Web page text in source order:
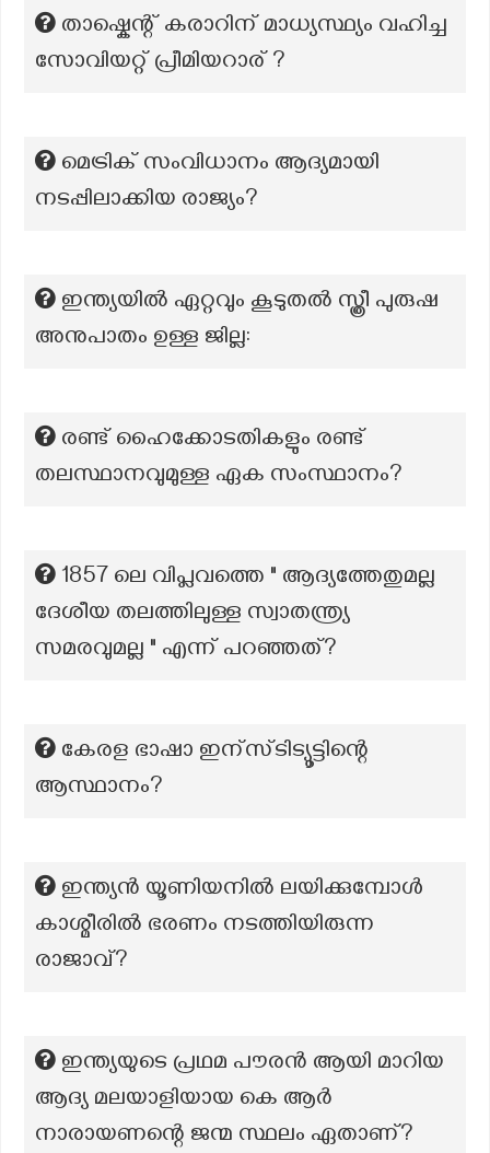
താഷ്കെന്റ് കരാറിന് മാധ്യസ്ഥ്യം വഹിച്ച
സോവിയറ്റ് പ്രീമിയറാര് ?
മെട്രിക് സംവിധാനം ആദ്യമായി
നടപ്പിലാക്കിയ രാജ്യം?
ഇന്ത്യയിൽ ഏറ്റവും കൂടുതൽ സ്ത്രീ പുരുഷ
അനുപാതം ഉള്ള ജില്ല:
രണ്ട് ഹൈക്കോടതികളും രണ്ട്
തലസ്ഥാനവുമുള്ള ഏക സംസ്ഥാനം?
1857 ലെ വിപ്ലവത്തെ " ആദ്യത്തേതുമല്ല
ദേശീയ തലത്തിലുള്ള സ്വാതന്ത്ര്യ
സമരവുമല്ല " എന്ന് പറഞ്ഞത്?
കേരള ഭാഷാ ഇന്സ്ടിട്യൂട്ടിന്റെ
ആസ്ഥാനം?
ഇന്ത്യൻ യൂണിയനിൽ ലയിക്കുമ്പോൾ
കാശ്മീരിൽ ഭരണം നടത്തിയിരുന്ന
രാജാവ്?
ഇന്ത്യയുടെ പ്രഥമ പൗരൻ ആയി മാറിയ
ആദ്യ മലയാളിയായ കെ ആർ
നാരായണന്റെ ജന്മ സ്ഥലം ഏതാണ്?